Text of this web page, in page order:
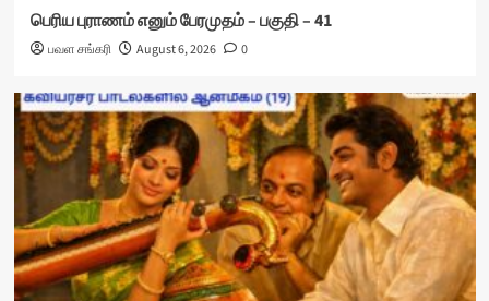
பெரிய புராணம் எனும் பேரமுதம் – பகுதி – 41
பவள சங்கரி August 6, 2026 0